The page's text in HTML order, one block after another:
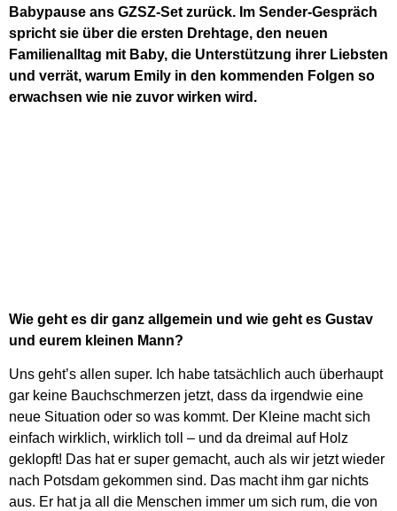
Babypause ans GZSZ-Set zurück. Im Sender-Gespräch
spricht sie über die ersten Drehtage, den neuen
Familienalltag mit Baby, die Unterstützung ihrer Liebsten
und verrät, warum Emily in den kommenden Folgen so
erwachsen wie nie zuvor wirken wird.
Wie geht es dir ganz allgemein und wie geht es Gustav
und eurem kleinen Mann?
Uns geht’s allen super. Ich habe tatsächlich auch überhaupt
gar keine Bauchschmerzen jetzt, dass da irgendwie eine
neue Situation oder so was kommt. Der Kleine macht sich
einfach wirklich, wirklich toll – und da dreimal auf Holz
geklopft! Das hat er super gemacht, auch als wir jetzt wieder
nach Potsdam gekommen sind. Das macht ihm gar nichts
aus. Er hat ja all die Menschen immer um sich rum, die von